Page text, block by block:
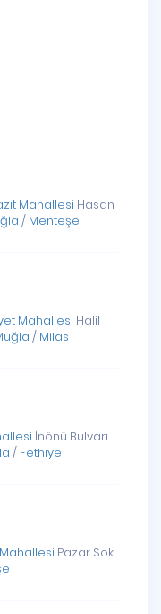
Mahallesi Hasan
/ Menteşe
Mahallesi Halil
/ Milas
İnönü Bulvarı
/ Fethiye
Pazar Sok.